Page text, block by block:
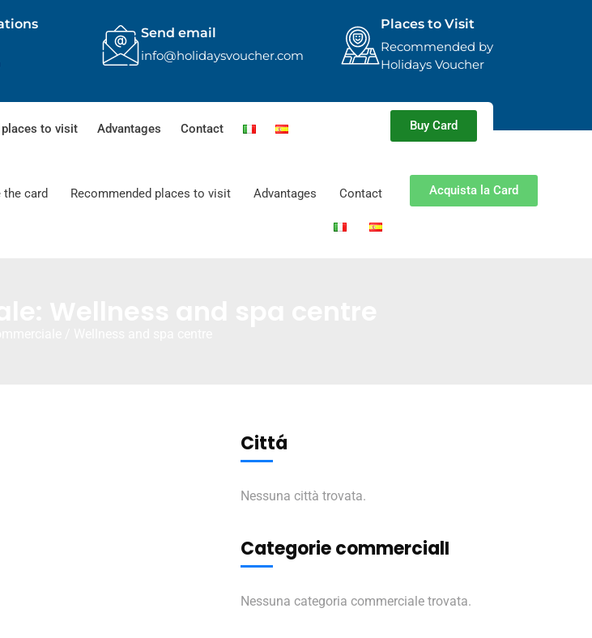
Send email
info@holidaysvoucher.com
Places to Visit
Recommended by
Holidays Voucher
places to visit Advantages Contact Buy Card
the card Recommended places to visit Advantages Contact Acquista la Card
Cittá
Nessuna città trovata.
Categorie commercialI
Nessuna categoria commerciale trovata.